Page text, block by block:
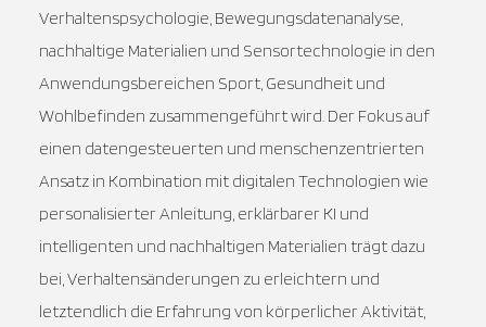
Verhaltenspsychologie, Bewegungsdatenanalyse,
nachhaltige Materialien und Sensortechnologie in den
Anwendungsbereichen Sport, Gesundheit und
Wohlbefinden zusammengeführt wird. Der Fokus auf
einen datengesteuerten und menschenzentrierten
Ansatz in Kombination mit digitalen Technologien wie
personalisierter Anleitung, erklärbarer KI und
intelligenten und nachhaltigen Materialien trägt dazu
bei, Verhaltensänderungen zu erleichtern und
letztendlich die Erfahrung von körperlicher Aktivität,